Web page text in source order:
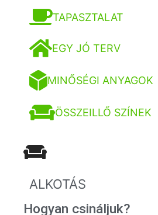
TAPASZTALAT
EGY JÓ TERV
MINŐSÉGI ANYAGOK
ÖSSZEILLŐ SZÍNEK
ALKOTÁS
Hogyan csináljuk?